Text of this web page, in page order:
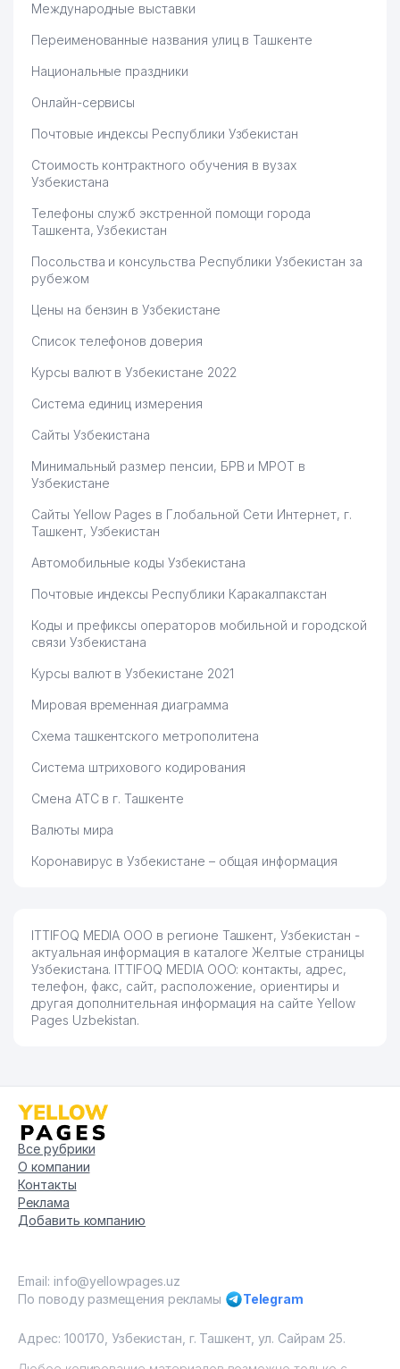
Международные выставки
Переименованные названия улиц в Ташкенте
Национальные праздники
Онлайн-сервисы
Почтовые индексы Республики Узбекистан
Стоимость контрактного обучения в вузах
Узбекистана
Телефоны служб экстренной помощи города
Ташкента, Узбекистан
Посольства и консульства Республики Узбекистан за
рубежом
Цены на бензин в Узбекистане
Список телефонов доверия
Курсы валют в Узбекистане 2022
Система единиц измерения
Сайты Узбекистана
Минимальный размер пенсии, БРВ и МРОТ в
Узбекистане
Сайты Yellow Pages в Глобальной Сети Интернет, г.
Ташкент, Узбекистан
Автомобильные коды Узбекистана
Почтовые индексы Республики Каракалпакстан
Коды и префиксы операторов мобильной и городской
связи Узбекистана
Курсы валют в Узбекистане 2021
Мировая временная диаграмма
Схема ташкентского метрополитена
Система штрихового кодирования
Смена АТС в г. Ташкенте
Валюты мира
Коронавирус в Узбекистане – общая информация
ITTIFOQ MEDIA ООО в регионе Ташкент, Узбекистан -
актуальная информация в каталоге Желтые страницы
Узбекистана. ITTIFOQ MEDIA ООО: контакты, адрес,
телефон, факс, сайт, расположение, ориентиры и
другая дополнительная информация на сайте Yellow
Pages Uzbekistan.
Все рубрики
О компании
Контакты
Реклама
Добавить компанию
Email: info@yellowpages.uz
По поводу размещения рекламы
Telegram
Адрес: 100170, Узбекистан, г. Ташкент, ул. Сайрам 25.